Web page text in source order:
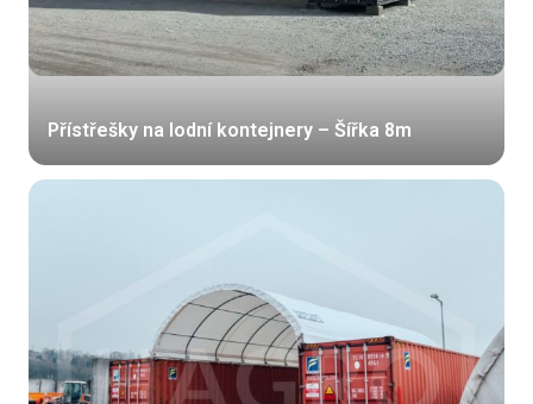
Přístřešky na lodní kontejnery – Šířka 8m